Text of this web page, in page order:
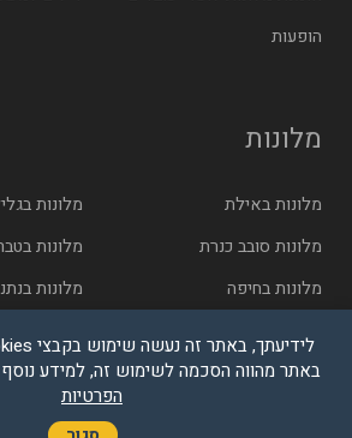
הופעות
מלונות
מלונות באילת
מלונות
מלונות סובב כנרת
מלונות
מלונות בחיפה
מלונות
מלונות בתל אביב
© בייטק תקשורת בע"מ - כל הזכויות שמורות
באתר מהווה הסכמה לשימוש זה, למידע נוסף
הפרטיות